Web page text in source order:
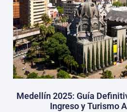
Medellín 2025: Guía
Ingreso y Turismo